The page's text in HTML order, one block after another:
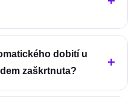
dobití u
zaškrtnuta?